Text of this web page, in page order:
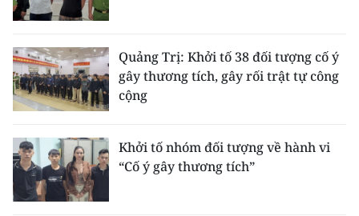
MÔI TRƯỜNG
BẠN ĐỌC
KIỂM CHỨNG THÔNG TIN
54 DÂN TỘC VIỆT NAM
CHƯƠNG TRÌNH OCOP - MỖI XÃ
Quảng Trị: Khởi tố 38 đối tượng cố ý
gây thương tích, gây rối trật tự công
cộng
Khởi tố nhóm đối tượng về hành vi
“Cố ý gây thương tích”